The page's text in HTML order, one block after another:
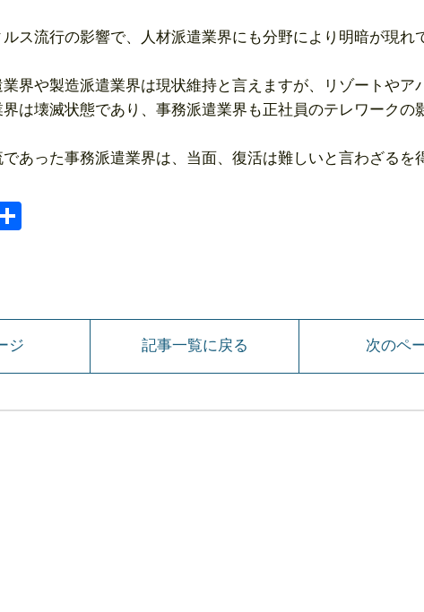
ス流行の影響で、人材派遣業界にも分野により明暗が現れ
界や製造派遣業界は現状維持と言えますが、リゾートやア
は壊滅状態であり、事務派遣業界も正社員のテレワークの
あった事務派遣業界は、当面、復活は難しいと言わざるを
Line
ジ 記事一覧に戻る 次のペ